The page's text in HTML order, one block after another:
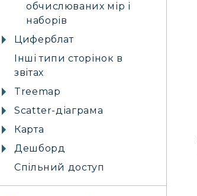
обчислюваних мір і
наборів
Циферблат
Інші типи сторінок в
звітах
Treemap
Scatter-діаграма
Карта
Дешборд
Спільний доступ